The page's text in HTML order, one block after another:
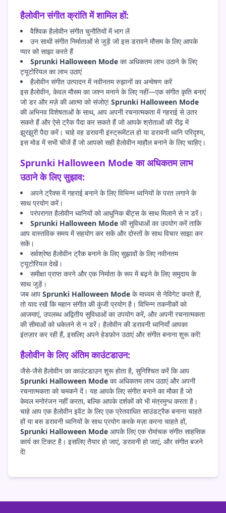
हैलोवीन संगीत क्रांति में शामिल हों:
वैश्विक हैलोवीन संगीत चुनौतियों में भाग लें
उन साथी संगीत निर्माताओं से जुड़ें जो इस डरावने मौसम के लिए आपके
प्यार को साझा करते हैं
Sprunki Halloween Mode का अधिकतम लाभ उठाने के लिए
ट्यूटोरियल का लाभ उठाएं
हैलोवीन संगीत उत्पादन में नवीनतम रुझानों का अन्वेषण करें
इस हैलोवीन, केवल मौसम का जश्न मनाने के लिए नहीं—एक संगीत कृति बनाएं
जो डर और मज़े की आत्मा को संजोए! Sprunki Halloween Mode
की अभिनव विशेषताओं के साथ, आप अपनी रचनात्मकता में गहराई से उतर
सकते हैं और ऐसे ट्रैक पैदा कर सकते हैं जो आपके श्रोताओं की रीढ़ में
झुरझुरी पैदा करें। चाहे वह डरावनी इंस्ट्रूमेंटल हो या डरावनी ध्वनि परिदृश्य,
इस मोड में सभी चीजें हैं जो आपको सही हैलोवीन माहौल बनाने के लिए चाहिए।
Sprunki Halloween Mode का अधिकतम लाभ
उठाने के लिए सुझाव:
अपने ट्रैक्स में गहराई बनाने के लिए विभिन्न ध्वनियों के परत लगाने के
साथ प्रयोग करें।
परंपरागत हैलोवीन ध्वनियों को आधुनिक बीट्स के साथ मिलाने से न डरें।
Sprunki Halloween Mode की सुविधाओं का उपयोग करें ताकि
आप वास्तविक समय में सहयोग कर सकें और दोस्तों के साथ विचार साझा कर
सकें।
सर्वश्रेष्ठ हैलोवीन ट्रैक बनाने के लिए सुझावों के लिए नवीनतम
ट्यूटोरियल देखें।
समीक्षा प्राप्त करने और एक निर्माता के रूप में बढ़ने के लिए समुदाय के
साथ जुड़ें।
जब आप Sprunki Halloween Mode के माध्यम से नेविगेट करते हैं,
तो याद रखें कि महान संगीत की कुंजी प्रयोग है। विभिन्न तकनीकों को
आजमाएं, उपलब्ध अद्वितीय सुविधाओं का उपयोग करें, और अपनी रचनात्मकता
की सीमाओं को धकेलने से न डरें। हैलोवीन की डरावनी ध्वनियाँ आपका
इंतज़ार कर रही हैं, इसलिए अपने हेडफ़ोन उठाएं और संगीत बनाना शुरू करें!
हैलोवीन के लिए अंतिम काउंटडाउन:
जैसे-जैसे हैलोवीन का काउंटडाउन शुरू होता है, सुनिश्चित करें कि आप
Sprunki Halloween Mode का अधिकतम लाभ उठाएं और अपनी
रचनात्मकता को चमकने दें। यह आपके लिए संगीत बनाने का मौका है जो
केवल मनोरंजन नहीं करता, बल्कि आपके दर्शकों को भी मंत्रमुग्ध करता है।
चाहे आप एक हैलोवीन इवेंट के लिए एक प्रेतवाधित साउंडट्रैक बनाना चाहते
हों या बस डरावनी ध्वनियों के साथ प्रयोग करके मज़ा करना चाहते हों,
Sprunki Halloween Mode आपके लिए एक रोमांचक संगीत साहसिक
कार्य का टिकट है। इसलिए तैयार हो जाएं, डरावनी हो जाएं, और संगीत बजने
दें!